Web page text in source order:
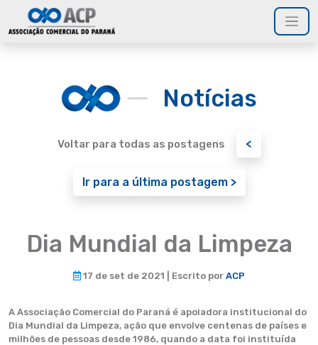
Notícias
Voltar para todas as postagens <
Ir para a última postagem >
Dia Mundial da Limpeza
17 de set de 2021 | Escrito por ACP
A Associação Comercial do Paraná é apoiadora institucional do
Dia Mundial da Limpeza, ação que envolve centenas de países e
milhões de pessoas desde 1986, quando a data foi instituída